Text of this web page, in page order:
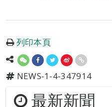
列印本頁
NEWS-1-4-347914
最新新聞